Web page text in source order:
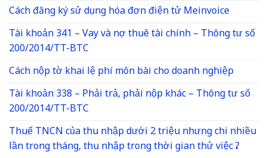
Cách đăng ký sử dụng hóa đơn điện tử Meinvoice
Tài khoản 341 – Vay và nợ thuê tài chính – Thông tư số
200/2014/TT-BTC
Cách nộp tờ khai lệ phí môn bài cho doanh nghiệp
Tài khoản 338 – Phải trả, phải nộp khác – Thông tư số
200/2014/TT-BTC
Thuế TNCN của thu nhập dưới 2 triệu nhưng chi nhiều
lần trong tháng, thu nhập trong thời gian thử việc ?